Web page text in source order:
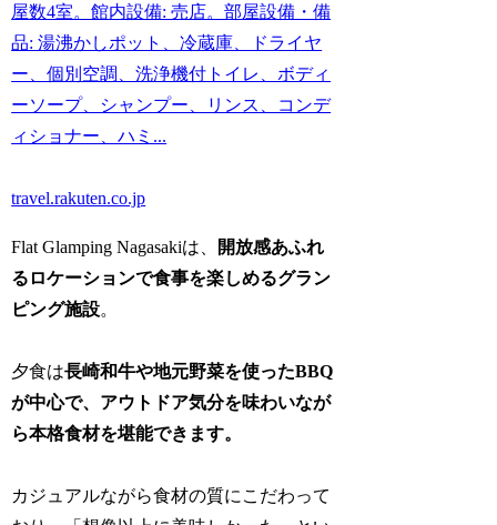
屋数4室。館内設備: 売店。部屋設備・備
品: 湯沸かしポット、冷蔵庫、ドライヤ
ー、個別空調、洗浄機付トイレ、ボディ
ーソープ、シャンプー、リンス、コンデ
ィショナー、ハミ...
travel.rakuten.co.jp
Flat Glamping Nagasakiは、
開放感あふれ
るロケーションで食事を楽しめるグラン
ピング施設。
夕食は長崎和牛や地元野菜を使ったBBQ
が中心で、アウトドア気分を味わいなが
ら本格食材を堪能できます。
カジュアルながら食材の質にこだわって